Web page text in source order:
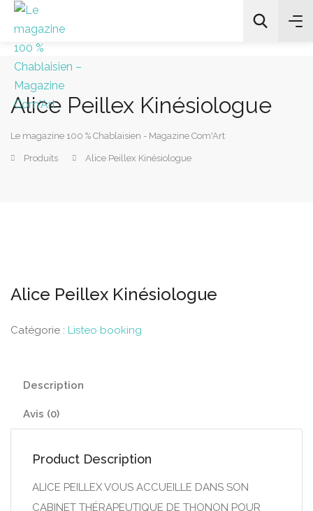
All Categories
Alice Peillex Kinésiologue
Le magazine 100 % Chablaisien - Magazine Com'Art
Produits Alice Peillex Kinésiologue
Alice Peillex Kinésiologue
Catégorie : Listeo booking
Description
Avis (0)
Product Description
ALICE PEILLEX VOUS ACCUEILLE DANS SON
CABINET THÉRAPEUTIQUE DE THONON POUR